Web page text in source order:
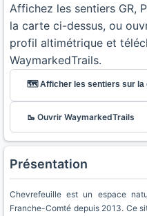
Affichez les sentiers GR,
la carte ci-dessus, ou
profil altimétrique et
WaymarkedTrails.
🗺️ Afficher les sentiers sur la
🥾 Ouvrir WaymarkedTrails
Présentation
Chevrefeuille est un espace
Franche-Comté depuis 2013. Ce